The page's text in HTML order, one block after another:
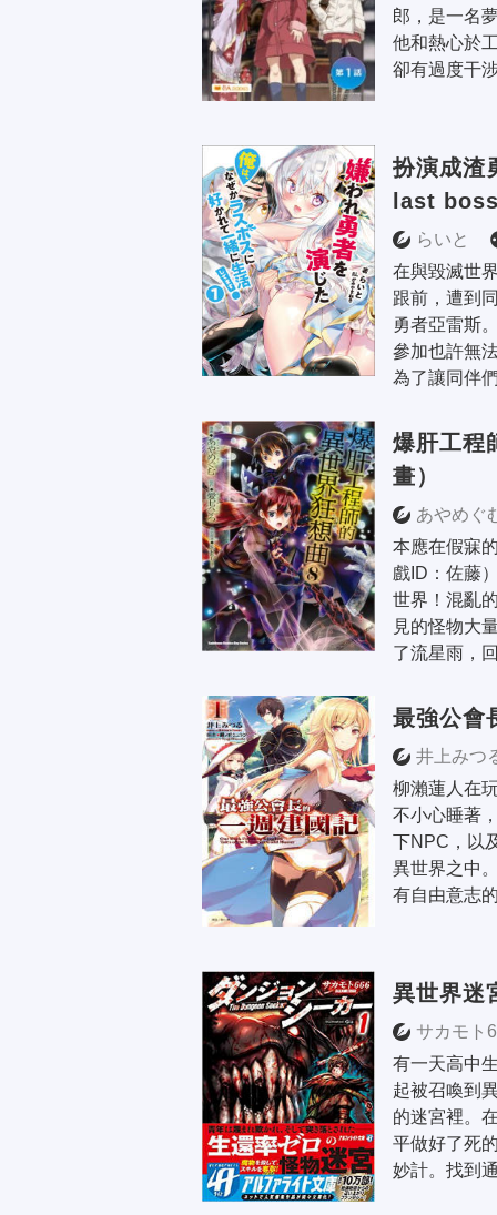
郎，是一名
他和熱心於
卻有過度干
扮演成渣
last
了！らいと
在與毀滅世
跟前，遭到
勇者亞雷斯
參加也許無
為了讓同伴
爆肝工程
畫）
あやめぐ
本應在假寐
戲ID：佐藤
世界！混亂
見的怪物大
了流星雨，
最強公會
井上みつ
柳瀨蓮人在
不小心睡著
下NPC，以
異世界之中
有自由意志
異世界迷
サカモト
有一天高中
起被召喚到
的迷宮裡。
平做好了死
妙計。找到